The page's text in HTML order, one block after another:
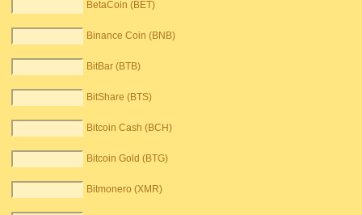
BetaCoin (BET)
Binance Coin (BNB)
BitBar (BTB)
BitShare (BTS)
Bitcoin Cash (BCH)
Bitcoin Gold (BTG)
Bitmonero (XMR)